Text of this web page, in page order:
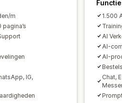
Chatknoppen
m
IG,
1.500
AI
AI-
AI-
Chat,